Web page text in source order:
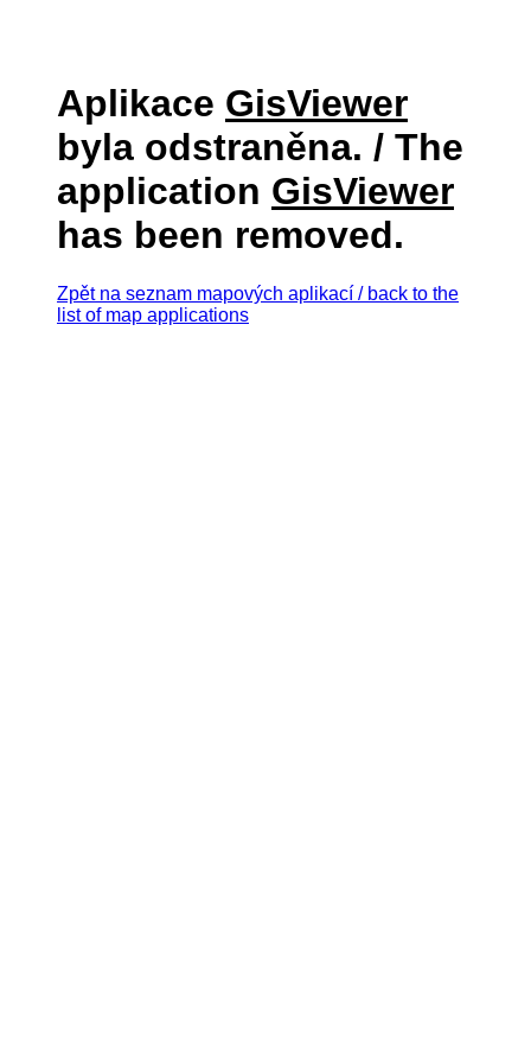
Aplikace GisViewer
byla odstraněna. / The
application GisViewer
has been removed.
Zpět na seznam mapových aplikací / back to the
list of map applications